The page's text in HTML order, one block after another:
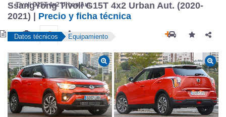
Tivoli G15T 4x2 Urban Aut.
SsangYong Tivoli G15T 4x2 Urban Aut. (2020-
2021) | Precio y ficha técnica
Datos técnicos Equipamiento